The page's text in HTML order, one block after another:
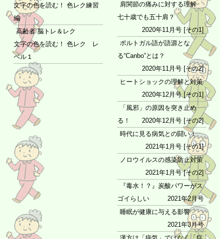
文字の色を読む！ 色レク練習
編
高齢者 脳トレ＆レク
文字の色を読む！ 色レク レ
ベル１
肩関節の痛みに対する理解
七十歳でも五十肩？
2020年11月号 [その1]
ポルトガル語が語源とな
る“Canbo”とは？
2020年11月号 [その2]
ヒートショックの理解と対策
2020年12月号 [その1]
「風邪」の原因を突き止め
る！
2020年12月号 [その2]
時代に見る病気との闘い！
2021年1月号 [その1]
ノロウイルスの感染防止対策
2021年1月号 [その2]
『毒水！？』炭酸パワーがス
ゴイらしい
2021年2月号
睡眠が健康に与える影響
2021年3月号